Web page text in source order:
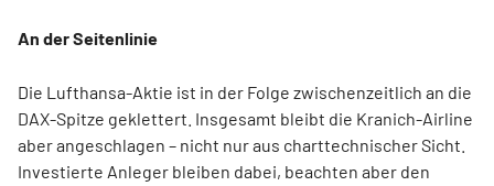
An der Seitenlinie
Die Lufthansa-Aktie ist in der Folge zwischenzeitlich an die
DAX-Spitze geklettert. Insgesamt bleibt die Kranich-Airline
aber angeschlagen – nicht nur aus charttechnischer Sicht.
Investierte Anleger bleiben dabei, beachten aber den